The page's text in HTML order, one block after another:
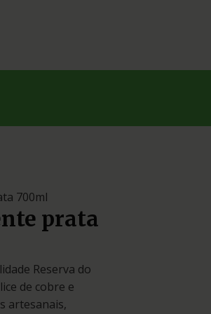
700ml
prata
Reserva do
de cobre e
artesanais,